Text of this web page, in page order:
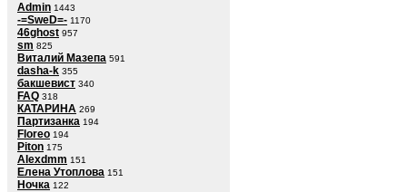
Admin 1443
-=SweD=- 1170
46ghost 957
sm 825
Виталий Мазепа 591
dasha-k 355
бакшевист 340
FAQ 318
КАТАРИНА 269
Партизанка 194
Floreo 194
Piton 175
Alexdmm 151
Елена Утоплова 151
Ночка 122